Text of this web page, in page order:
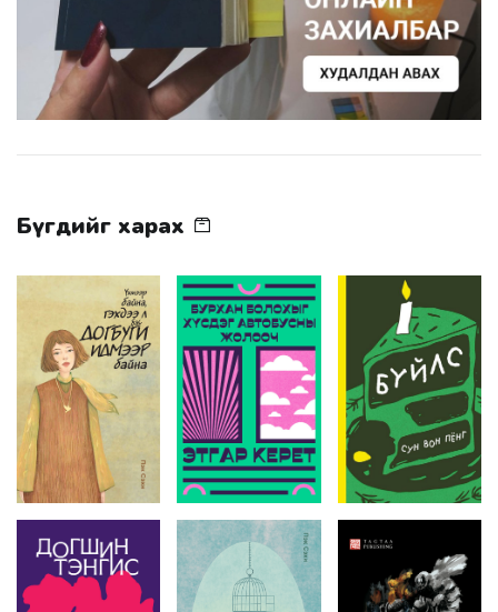
Бүгдийг харах